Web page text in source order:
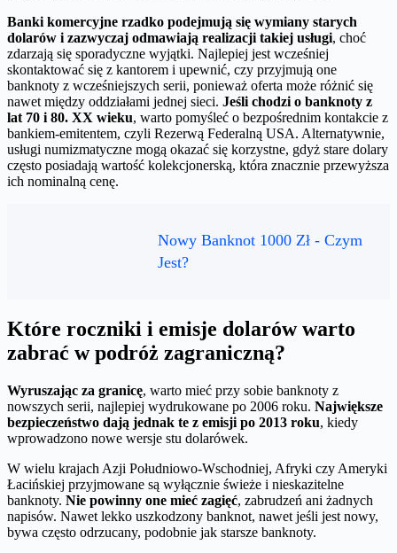
Banki komercyjne rzadko podejmują się wymiany starych
dolarów i zazwyczaj odmawiają realizacji takiej usługi, choć
zdarzają się sporadyczne wyjątki. Najlepiej jest wcześniej
skontaktować się z kantorem i upewnić, czy przyjmują one
banknoty z wcześniejszych serii, ponieważ oferta może różnić się
nawet między oddziałami jednej sieci. Jeśli chodzi o banknoty z
lat 70 i 80. XX wieku, warto pomyśleć o bezpośrednim kontakcie z
bankiem-emitentem, czyli Rezerwą Federalną USA. Alternatywnie,
usługi numizmatyczne mogą okazać się korzystne, gdyż stare dolary
często posiadają wartość kolekcjonerską, która znacznie przewyższa
ich nominalną cenę.
Nowy Banknot 1000 Zł - Czym
Jest?
Które roczniki i emisje dolarów warto
zabrać w podróż zagraniczną?
Wyruszając za granicę, warto mieć przy sobie banknoty z
nowszych serii, najlepiej wydrukowane po 2006 roku. Największe
bezpieczeństwo dają jednak te z emisji po 2013 roku, kiedy
wprowadzono nowe wersje stu dolarówek.
W wielu krajach Azji Południowo-Wschodniej, Afryki czy Ameryki
Łacińskiej przyjmowane są wyłącznie świeże i nieskazitelne
banknoty. Nie powinny one mieć zagięć, zabrudzeń ani żadnych
napisów. Nawet lekko uszkodzony banknot, nawet jeśli jest nowy,
bywa często odrzucany, podobnie jak starsze banknoty.